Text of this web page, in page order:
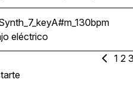
eléctrico
1 2